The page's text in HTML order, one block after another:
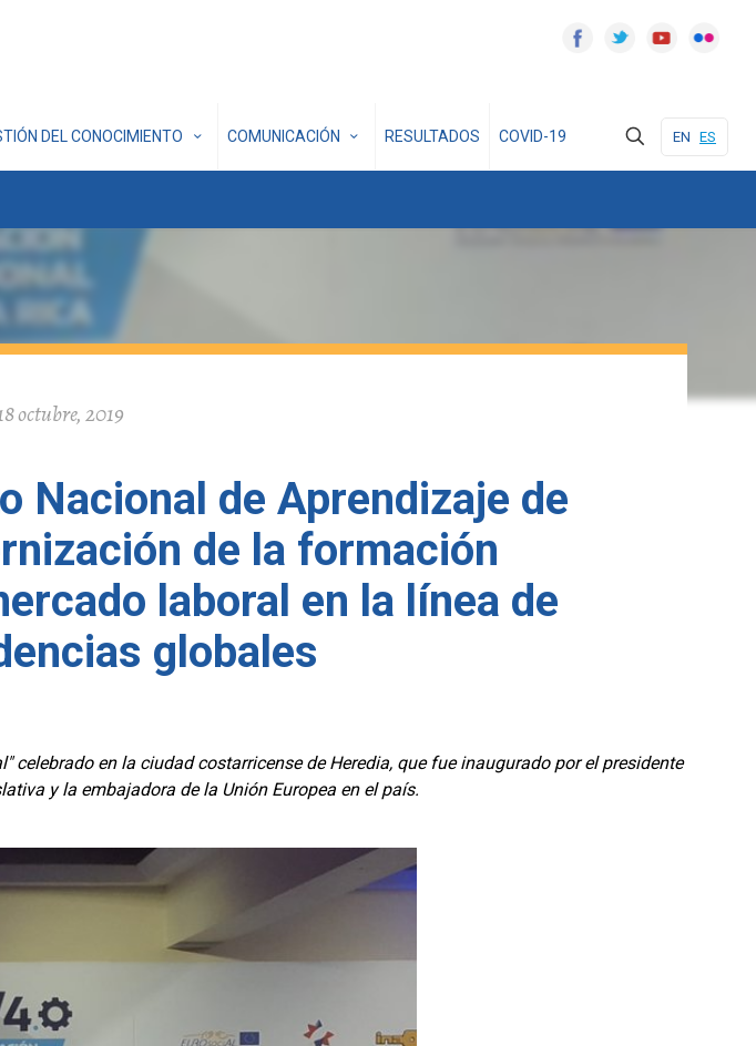
DEL CONOCIMIENTO COMUNICACIÓN RESULTADOS COVID-19 EN ES
octubre, 2019
Nacional de Aprendizaje de
de la formación
laboral en la línea de
globales
en la ciudad costarricense de Heredia, que fue inaugurado por el presidente
y la embajadora de la Unión Europea en el país.